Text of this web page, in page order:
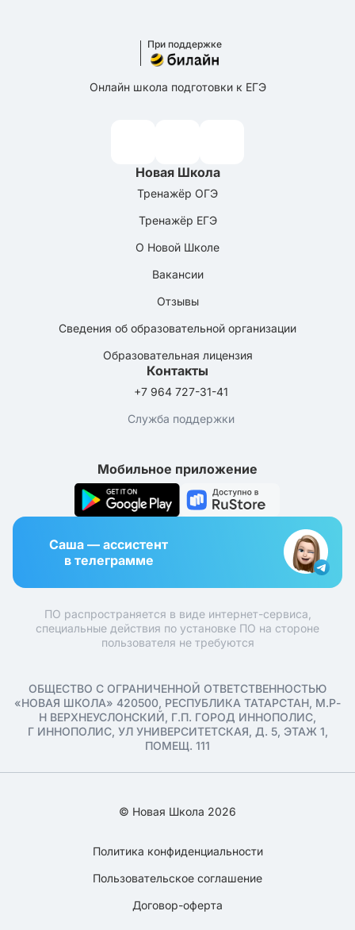
При поддержке
Онлайн школа подготовки к ЕГЭ
Новая Школа
Тренажёр ОГЭ
Тренажёр ЕГЭ
О Новой Школе
Вакансии
Отзывы
Сведения об образовательной организации
Образовательная лицензия
Контакты
+7 964 727-31-41
Служба поддержки
Мобильное приложение
Саша — ассистент
в телеграмме
ПО распространяется в виде интернет-сервиса,
специальные действия по установке ПО на стороне
пользователя не требуются
ОБЩЕСТВО С ОГРАНИЧЕННОЙ ОТВЕТСТВЕННОСТЬЮ
«НОВАЯ ШКОЛА» 420500, РЕСПУБЛИКА ТАТАРСТАН, М.Р-
Н ВЕРХНЕУСЛОНСКИЙ, Г.П. ГОРОД ИННОПОЛИС,
Г ИННОПОЛИС, УЛ УНИВЕРСИТЕТСКАЯ, Д. 5, ЭТАЖ 1,
ПОМЕЩ. 111
© Новая Школа 2026
Политика конфиденциальности
Пользовательское соглашение
Договор-оферта